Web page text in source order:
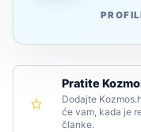
Pratite
Dodajte
će vam, kada je
članke.